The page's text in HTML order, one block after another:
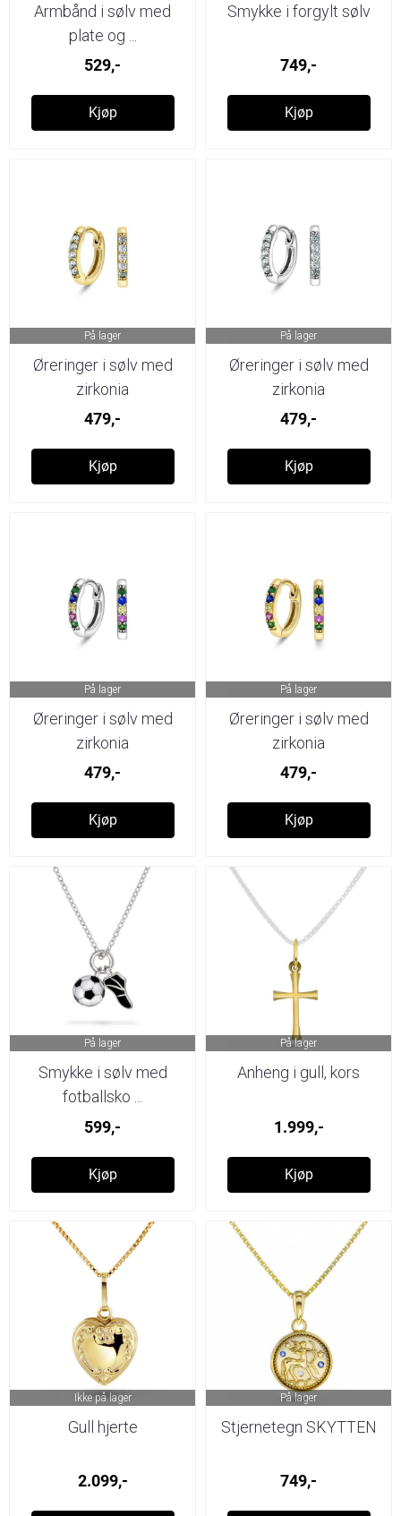
Armbånd i sølv med
plate og ...
529,-
Kjøp
Smykke i forgylt sølv
749,-
Kjøp
På lager
Øreringer i sølv med
zirkonia
479,-
Kjøp
På lager
Øreringer i sølv med
zirkonia
479,-
Kjøp
På lager
Øreringer i sølv med
zirkonia
479,-
Kjøp
På lager
Øreringer i sølv med
zirkonia
479,-
Kjøp
På lager
Smykke i sølv med
fotballsko ...
599,-
Kjøp
På lager
Anheng i gull, kors
1.999,-
Kjøp
Ikke på lager
Gull hjerte
2.099,-
På lager
Stjernetegn SKYTTEN
749,-